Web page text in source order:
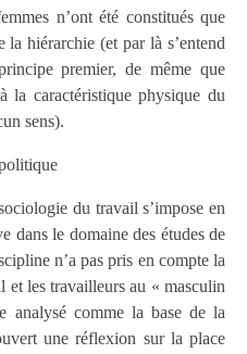
n’ont été constitués que
la hiérarchie (et par là s’entend
premier, de même que
la caractéristique physique du
sens).
du travail s’impose en
dans le domaine des études de
n’a pas pris en compte la
et les travailleurs au « masculin
analysé comme la base de la
une réflexion sur la place